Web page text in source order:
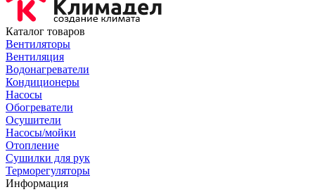
Каталог товаров
Вентиляторы
Вентиляция
Водонагреватели
Кондиционеры
Насосы
Обогреватели
Осушители
Насосы/мойки
Отопление
Сушилки для рук
Терморегуляторы
Информация